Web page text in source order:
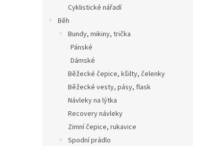
Cyklistické nářadí
Běh
Bundy, mikiny, trička
Pánské
Dámské
Běžecké čepice, kšilty, čelenky
Běžecké vesty, pásy, flask
Návleky na lýtka
Recovery návleky
Zimní čepice, rukavice
Spodní prádlo